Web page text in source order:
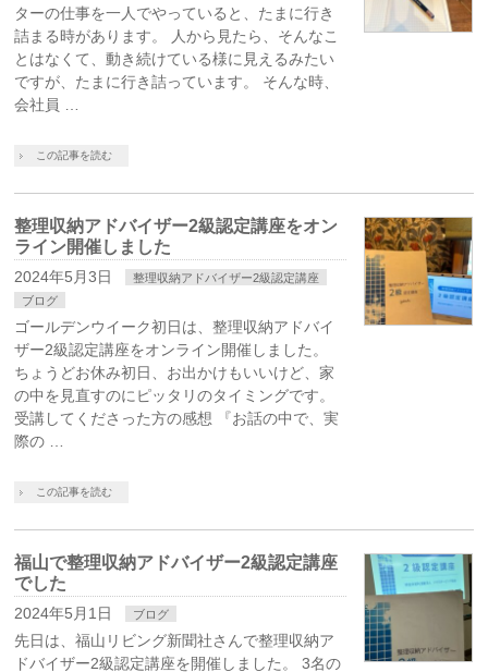
ターの仕事を一人でやっていると、たまに行き
詰まる時があります。 人から見たら、そんなこ
とはなくて、動き続けている様に見えるみたい
ですが、たまに行き詰っています。 そんな時、
会社員 …
この記事を読む
整理収納アドバイザー2級認定講座をオン
ライン開催しました
2024年5月3日
整理収納アドバイザー2級認定講座
ブログ
ゴールデンウイーク初日は、整理収納アドバイ
ザー2級認定講座をオンライン開催しました。
ちょうどお休み初日、お出かけもいいけど、家
の中を見直すのにピッタリのタイミングです。
受講してくださった方の感想 『お話の中で、実
際の …
この記事を読む
福山で整理収納アドバイザー2級認定講座
でした
2024年5月1日 ブログ
先日は、福山リビング新聞社さんで整理収納ア
ドバイザー2級認定講座を開催しました。 3名の